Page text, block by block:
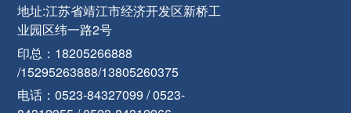
地址:江苏省靖江市经济开发区新桥工
业园区纬一路2号
印总：18205266888
/15295263888/13805260375
电话：0523-84327099 / 0523-